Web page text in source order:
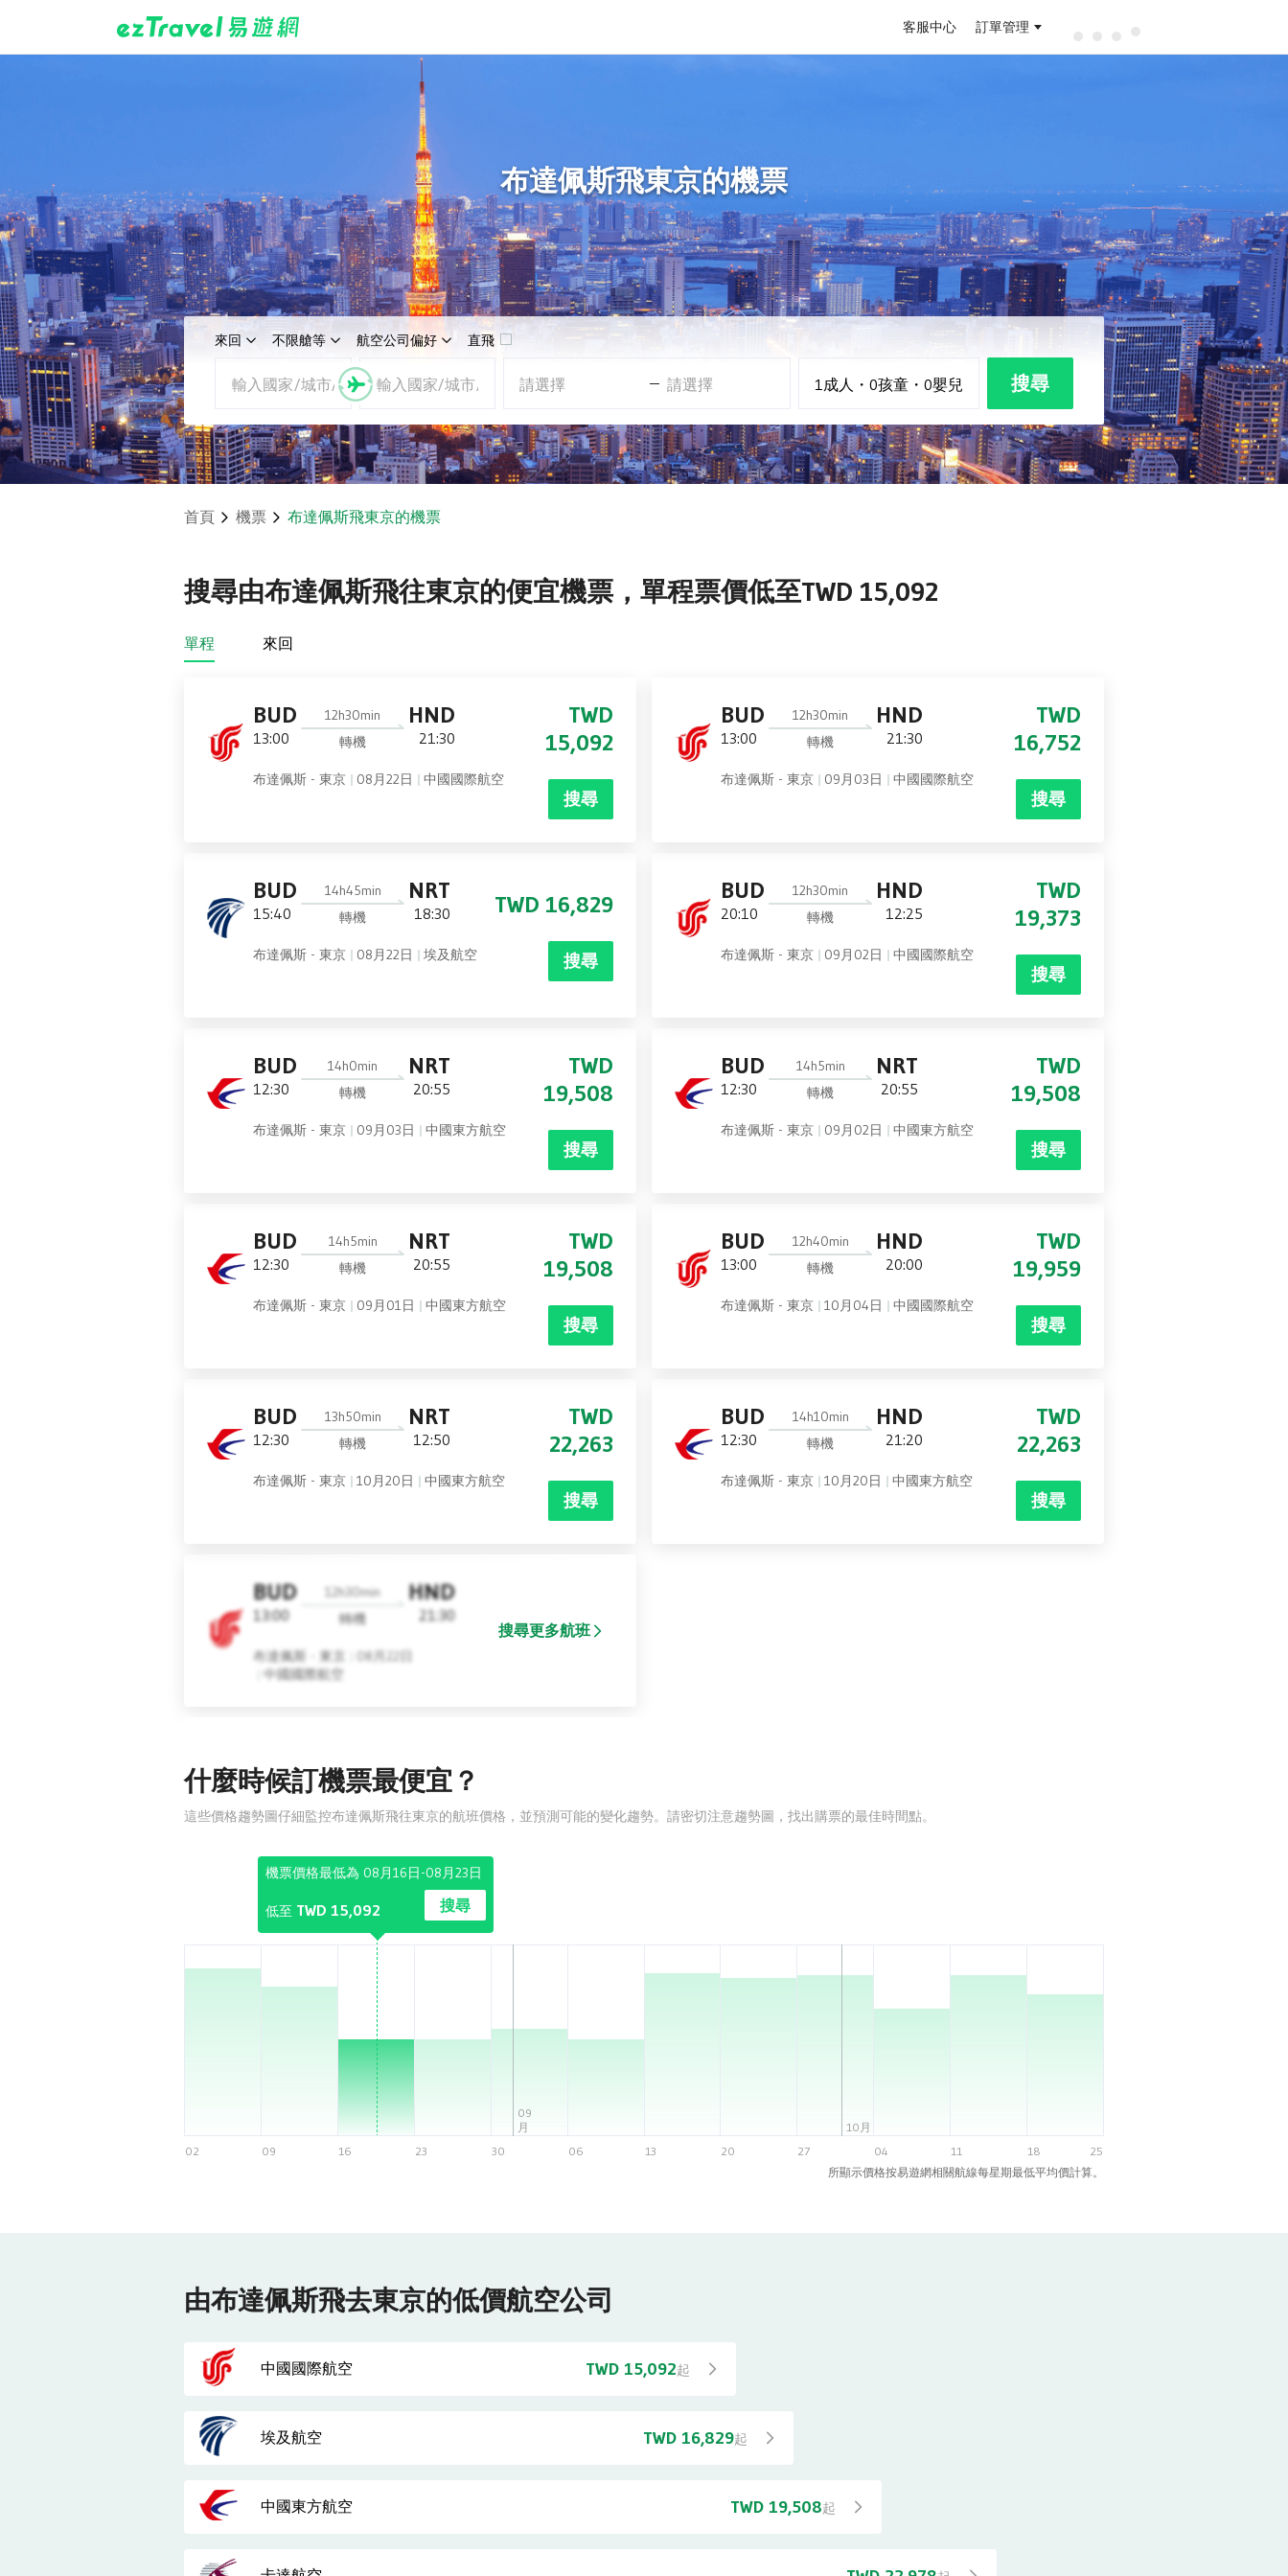
客服中心 訂單管理
布達佩斯飛東京的機票
來回 不限艙等 航空公司偏好 直飛
請選擇 請選擇 1成人 ・ 0孩童 ・ 0嬰兒 搜尋
首頁 機票 布達佩斯飛東京的機票
搜尋由布達佩斯飛往東京的便宜機票，單程票價低至TWD 15,092
單程 來回
BUD
13:00
12h30min
轉機
HND
21:30
布達佩斯 - 東京 08月22日 中國國際航空
TWD
15,092
搜尋
BUD
13:00
12h30min
轉機
HND
21:30
布達佩斯 - 東京 09月03日 中國國際航空
TWD
16,752
搜尋
BUD
15:40
14h45min
轉機
NRT
18:30
布達佩斯 - 東京 08月22日 埃及航空
TWD 16,829
搜尋
BUD
20:10
12h30min
轉機
HND
12:25
布達佩斯 - 東京 09月02日 中國國際航空
TWD
19,373
搜尋
BUD
12:30
14h0min
轉機
NRT
20:55
布達佩斯 - 東京 09月03日 中國東方航空
TWD
19,508
搜尋
BUD
12:30
14h5min
轉機
NRT
20:55
布達佩斯 - 東京 09月02日 中國東方航空
TWD
19,508
搜尋
BUD
12:30
14h5min
轉機
NRT
20:55
布達佩斯 - 東京 09月01日 中國東方航空
TWD
19,508
搜尋
BUD
13:00
12h40min
轉機
HND
20:00
布達佩斯 - 東京 10月04日 中國國際航空
TWD
19,959
搜尋
BUD
12:30
13h50min
轉機
NRT
12:50
布達佩斯 - 東京 10月20日 中國東方航空
TWD
22,263
搜尋
BUD
12:30
14h10min
轉機
HND
21:20
布達佩斯 - 東京 10月20日 中國東方航空
TWD
22,263
搜尋
BUD
13:00
12h30min
轉機
HND
21:30
布達佩斯 - 東京
08月22日
中國國際航空
搜尋更多航班
什麼時候訂機票最便宜？
這些價格趨勢圖仔細監控布達佩斯飛往東京的航班價格，並預測可能的變化趨勢。請密切注意趨勢圖，找出購票的最佳時間點。
機票價格最低為 08月16日-08月23日
低至 TWD 15,092 搜尋
02 09 16 23 30 06 13 20 27 04 11 18 25
09
月
10月
所顯示價格按易遊網相關航線每星期最低平均價計算。
由布達佩斯飛去東京的低價航空公司
中國國際航空 TWD 15,092起
埃及航空 TWD 16,829起
中國東方航空 TWD 19,508起